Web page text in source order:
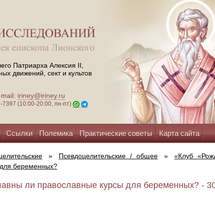
Патриарха Алексия II,
движений, сект и культов
iriney@iriney.ru
7397 (10:00-20:00, пн-пт)
Ссылки Полемика Практические советы Карта сайта
» Псевдоцелительские / общее »
«Клуб
беременных?
ли православные курсы для беременных? -